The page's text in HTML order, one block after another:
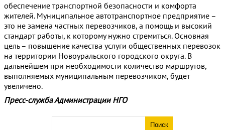
обеспечение транспортной безопасности и комфорта
жителей. Муниципальное автотранспортное предприятие –
это не замена частных перевозчиков, а помощь и высокий
стандарт работы, к которому нужно стремиться. Основная
цель – повышение качества услуги общественных перевозок
на территории Новоуральского городского округа. В
дальнейшем при необходимости количество маршрутов,
выполняемых муниципальным перевозчиком, будет
увеличено.
Пресс-служба Администрации НГО